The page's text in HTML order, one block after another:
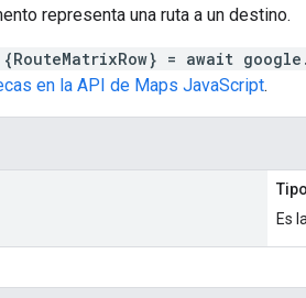
representa una ruta a un destino.
= await
en la API de Maps JavaScript.
Es